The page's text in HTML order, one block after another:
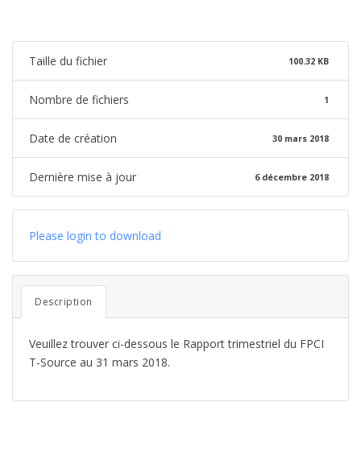
Taille du fichier 100.32 KB
Nombre de fichiers 1
Date de création 30 mars 2018
Dernière mise à jour 6 décembre 2018
Please login to download
Description
Veuillez trouver ci-dessous le Rapport trimestriel du FPCI
T-Source au 31 mars 2018.